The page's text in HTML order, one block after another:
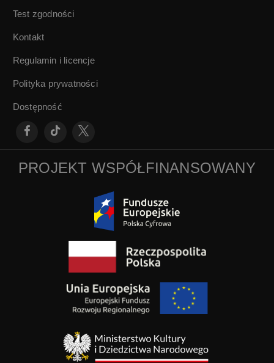
Test zgodności
Kontakt
Regulamin i licencje
Polityka prywatności
Dostępność
PROJEKT WSPÓŁFINANSOWANY